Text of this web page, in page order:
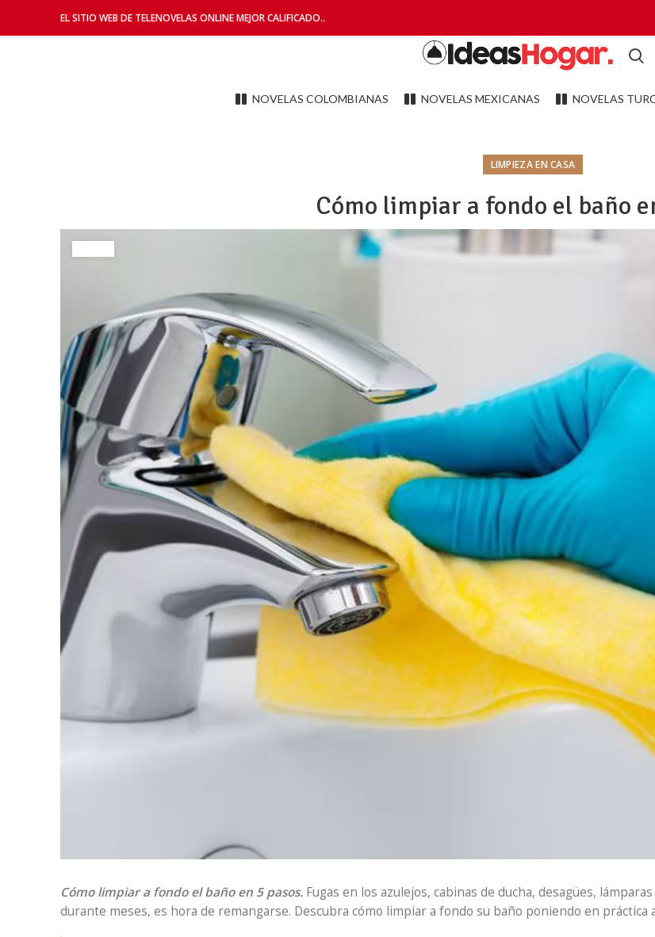
EL SITIO WEB DE TELENOVELAS ONLINE MEJOR CALIFICADO..
NOVELAS COLOMBIANAS NOVELAS MEXICANAS NOVELAS
LIMPIEZA EN CASA
Cómo limpiar a fondo el baño
Cómo limpiar a fondo el baño en 5 pasos. Fugas en los azulejos, cabinas de ducha, desagües,
durante meses, es hora de remangarse. Descubra cómo limpiar a fondo su baño poniendo en práctica